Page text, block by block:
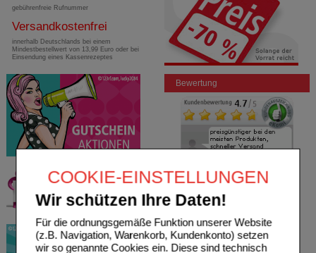
COOKIE-EINSTELLUNGEN
Wir schützen Ihre Daten!
Für die ordnungsgemäße Funktion unserer Website
(z.B. Navigation, Warenkorb, Kundenkonto) setzen
wir so genannte Cookies ein. Diese sind technisch
gebührenfreie Rufnummer
Versandkostenfrei
innerhalb Deutschlands bei einem
Mindestbestellwert von 13,99 Euro oder bei
Einsendung eines Kassenrezeptes
Bewertung